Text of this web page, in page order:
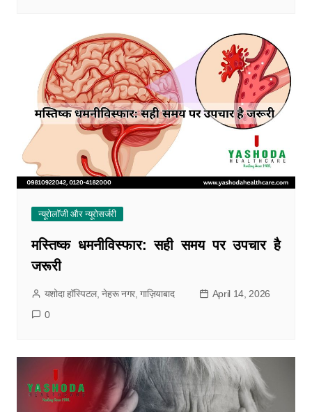
न्यूरोलॉजी और न्यूरोसर्जरी
मस्तिष्क धमनीविस्फार: सही समय पर उपचार है
जरूरी
यशोदा हॉस्पिटल, नेहरू नगर, गाज़ियाबाद
April 14, 2026
0